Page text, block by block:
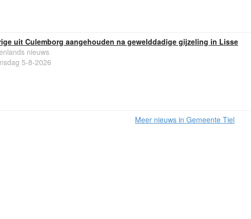
uit Culemborg aangehouden na gewelddadige gijzeling in Lisse
nieuws
5-8-2026
Meer nieuws in Gemeente Tiel